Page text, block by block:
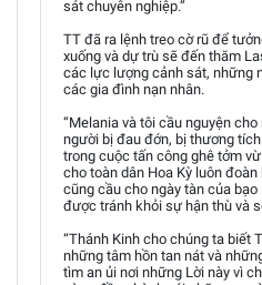
sát chuyên nghiệp.”
TT đã ra lệnh treo cờ rũ để
xuống và dự trù sẽ đến thăm
các lực lượng cảnh sát, những
các gia đình nạn nhân.
“Melania và tôi cầu nguyện
người bị đau đớn, bị thương
trong cuộc tấn công ghê tởm
cho toàn dân Hoa Kỳ luôn
cũng cầu cho ngày tàn của
được tránh khỏi sự hận thù và
“Thánh Kinh cho chúng ta biết
những tâm hồn tan nát và
tìm an ủi nơi những Lời này vì